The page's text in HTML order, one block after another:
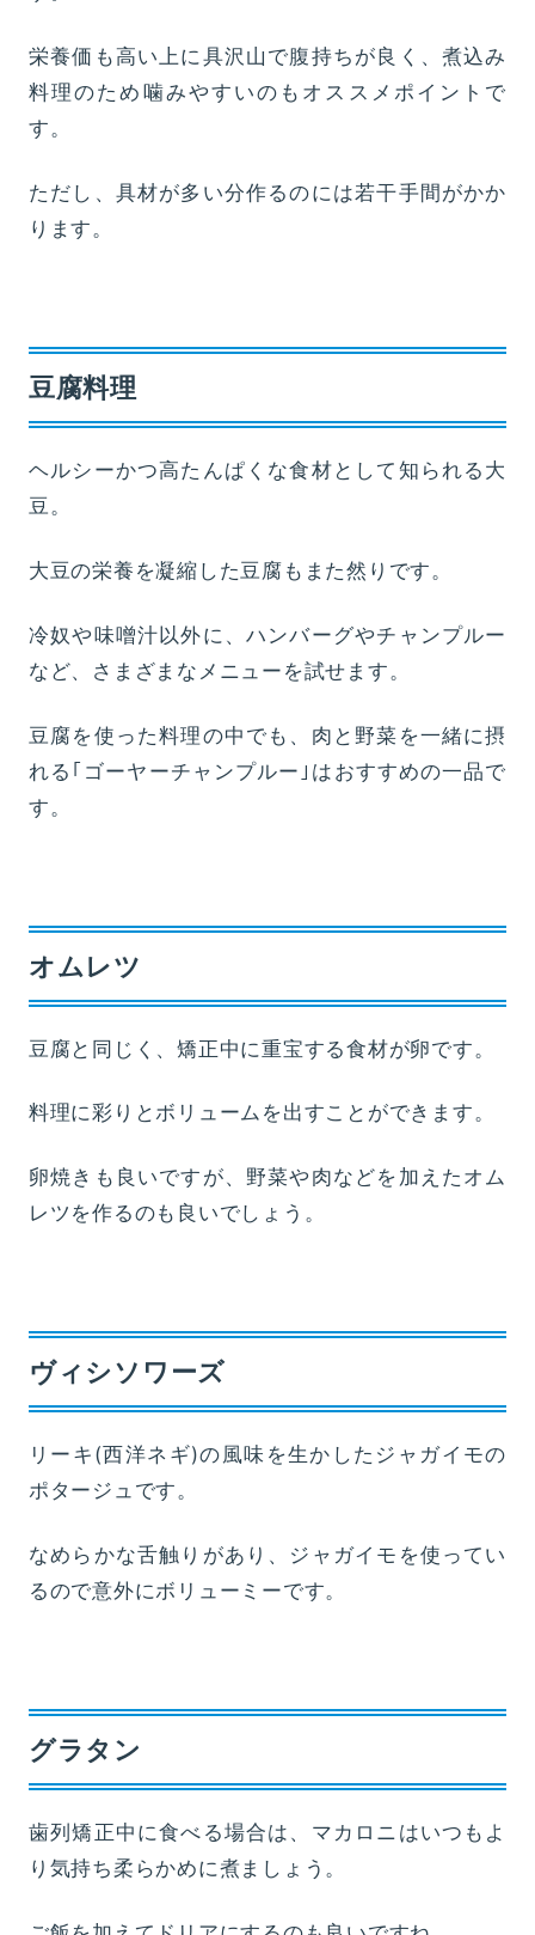
栄養価も高い上に具沢山で腹持ちが良く、煮込み
料理のため噛みやすいのもオススメポイントで
す。
ただし、具材が多い分作るのには若干手間がかか
ります。
豆腐料理
ヘルシーかつ高たんぱくな食材として知られる大
豆。
大豆の栄養を凝縮した豆腐もまた然りです。
冷奴や味噌汁以外に、ハンバーグやチャンプルー
など、さまざまなメニューを試せます。
豆腐を使った料理の中でも、肉と野菜を一緒に摂
れる｢ゴーヤーチャンプルー｣はおすすめの一品で
す。
オムレツ
豆腐と同じく、矯正中に重宝する食材が卵です。
料理に彩りとボリュームを出すことができます。
卵焼きも良いですが、野菜や肉などを加えたオム
レツを作るのも良いでしょう。
ヴィシソワーズ
リーキ(西洋ネギ)の風味を生かしたジャガイモの
ポタージュです。
なめらかな舌触りがあり、ジャガイモを使ってい
るので意外にボリューミーです。
グラタン
歯列矯正中に食べる場合は、マカロニはいつもよ
り気持ち柔らかめに煮ましょう。